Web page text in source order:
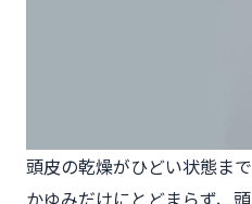
頭皮の乾燥がひどい状態ま